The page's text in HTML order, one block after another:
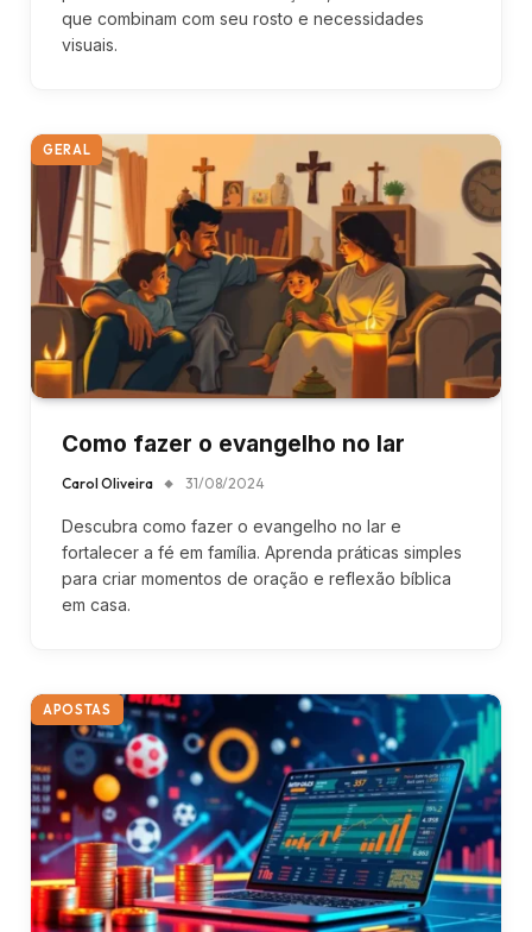
que combinam com seu rosto e necessidades
visuais.
GERAL
Como fazer o evangelho no lar
Carol Oliveira 31/08/2024
Descubra como fazer o evangelho no lar e
fortalecer a fé em família. Aprenda práticas simples
para criar momentos de oração e reflexão bíblica
em casa.
APOSTAS